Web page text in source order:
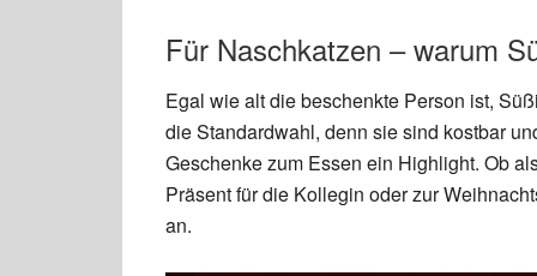
Für Naschkatzen – warum
Egal wie alt die beschenkte Person ist,
die Standardwahl, denn sie sind kostbar
Geschenke zum Essen ein Highlight. Ob
Präsent für die Kollegin oder zur
an.